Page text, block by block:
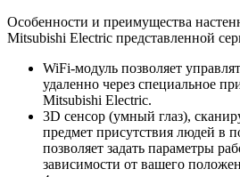
Особенности и преимущества
Mitsubishi Electric представленной
WiFi-модуль позволяет
удаленно через специальное
Mitsubishi Electric.
3D сенсор (умный глаз),
предмет присутствия людей в
позволяет задать параметры
зависимости от вашего